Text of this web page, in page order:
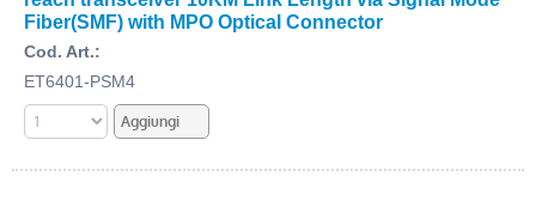
Fiber(SMF) with MPO Optical Connector
Cod. Art.:
ET6401-PSM4